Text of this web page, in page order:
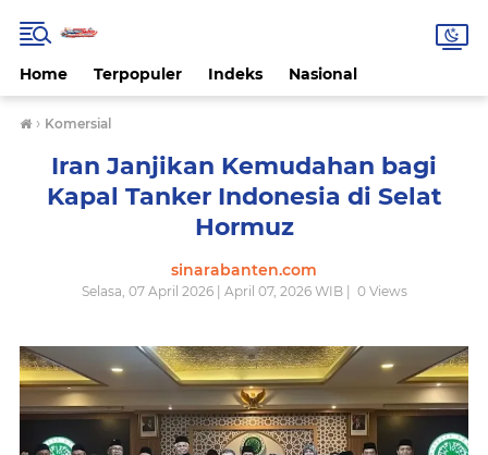
Home Terpopuler Indeks Nasional
› Komersial
Iran Janjikan Kemudahan bagi
Kapal Tanker Indonesia di Selat
Hormuz
sinarabanten.com
Selasa, 07 April 2026 | April 07, 2026 WIB | 0Views